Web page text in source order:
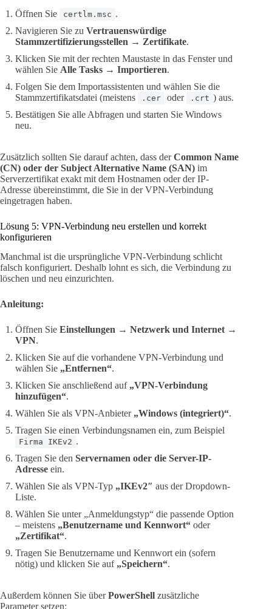
Öffnen Sie certlm.msc .
Navigieren Sie zu Vertrauenswürdige
Stammzertifizierungsstellen → Zertifikate.
Klicken Sie mit der rechten Maustaste in das Fenster und
wählen Sie Alle Tasks → Importieren.
Folgen Sie dem Importassistenten und wählen Sie die
Stammzertifikatsdatei (meistens
.cer oder .crt ) aus.
Bestätigen Sie alle Abfragen und starten Sie Windows
neu.
Zusätzlich sollten Sie darauf achten, dass derCommon Name
(CN) oder der Subject Alternative Name (SAN) im
Serverzertifikat exakt mit dem Hostnamen oder der IP-
Adresse übereinstimmt, die Sie in der VPN-Verbindung
eingetragen haben.
Lösung 5: VPN-Verbindung neu erstellen und korrekt
konfigurieren
Manchmal ist die ursprüngliche VPN-Verbindung schlicht
falsch konfiguriert. Deshalb lohnt es sich, die Verbindung zu
löschen und neu einzurichten.
Anleitung:
Öffnen Sie Einstellungen → Netzwerk und Internet →
VPN.
Klicken Sie auf die vorhandene VPN-Verbindung und
wählen Sie „Entfernen“.
Klicken Sie anschließend auf „VPN-Verbindung
hinzufügen“.
Wählen Sie als VPN-Anbieter „Windows (integriert)“.
Tragen Sie einen Verbindungsnamen ein, zum Beispiel
Firma IKEv2 .
Tragen Sie den Servernamen oder die Server-IP-
Adresse ein.
Wählen Sie als VPN-Typ „IKEv2″ aus der Dropdown-
Liste.
Wählen Sie unter „Anmeldungstyp“ die passende Option
– meistens „Benutzername und Kennwort“ oder
„Zertifikat“.
Tragen Sie Benutzername und Kennwort ein (sofern
nötig) und klicken Sie auf „Speichern“.
Außerdem können Sie überPowerShell zusätzliche
Parameter setzen: